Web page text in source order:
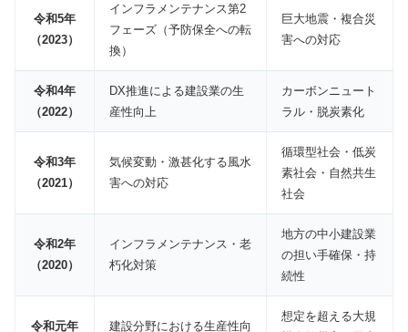
令和5年
（2023）
インフラメンテナンス第2
フェーズ（予防保全への転
換）
巨大地震・複合災
害への対応
令和4年
（2022）
DX推進による建設業の生
産性向上
カーボンニュート
ラル・脱炭素化
令和3年
（2021）
気候変動・激甚化する風水
害への対応
循環型社会・低炭
素社会・自然共生
社会
令和2年
（2020）
インフラメンテナンス・老
朽化対策
地方の中小建設業
の担い手確保・持
続性
令和元年
建設分野における生産性向
想定を超える大規